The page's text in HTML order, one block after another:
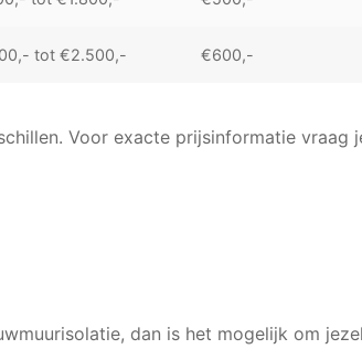
tot €2.500,- €600,-
Voor exacte prijsinformatie vraag
dan is het mogelijk om